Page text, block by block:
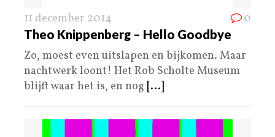
11 december 2014 0
Theo Knippenberg – Hello Goodbye
Zo, moest even uitslapen en bijkomen. Maar
nachtwerk loont! Het Rob Scholte Museum
blijft waar het is, en nog [...]